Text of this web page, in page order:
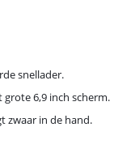
snellader.
grote 6,9 inch scherm.
zwaar in de hand.